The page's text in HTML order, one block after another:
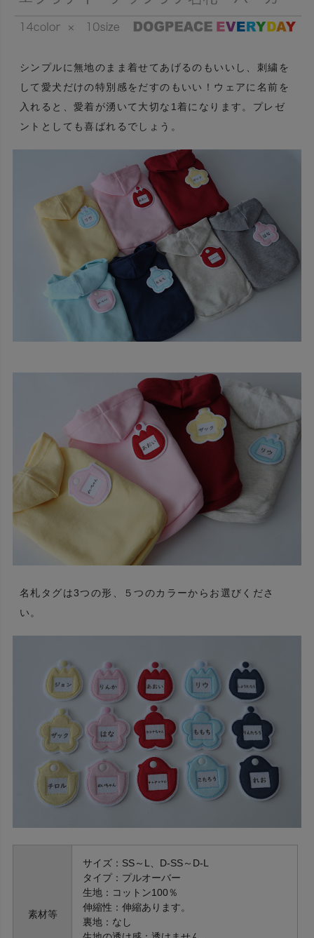
シンプルに無地のまま着せてあげるのもいいし、刺繍を
して愛犬だけの特別感をだすのもいい！ウェアに名前を
入れると、愛着が湧いて大切な1着になります。プレゼ
ントとしても喜ばれるでしょう。
名札タグは3つの形、５つのカラーからお選びくださ
い。
素材等
サイズ：SS～L、D-SS～D-L
タイプ：プルオーバー
生地：コットン100％
伸縮性：伸縮あります。
裏地：なし